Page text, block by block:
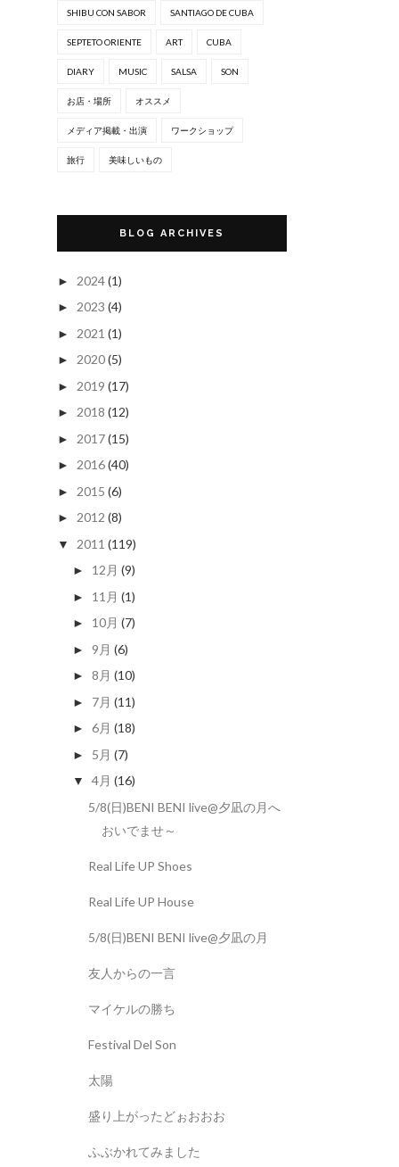
SHIBU CON SABOR SANTIAGO DE CUBA
SEPTETO ORIENTE ART CUBA
DIARY MUSIC SALSA SON
お店・場所 オススメ
メディア掲載・出演 ワークショップ
旅行 美味しいもの
BLOG ARCHIVES
► 2024(1)
► 2023 (4)
► 2021 (1)
► 2020(5)
► 2019 (17)
► 2018 (12)
► 2017(15)
► 2016(40)
► 2015 (6)
► 2012 (8)
▼ 2011 (119)
► 12月 (9)
► 11月 (1)
► 10月 (7)
► 9月 (6)
► 8月 (10)
► 7月 (11)
► 6月 (18)
► 5月 (7)
▼ 4月 (16)
5/8(日)BENI BENI live@夕凪の月へ
おいでませ～
Real Life UP Shoes
Real Life UP House
5/8(日)BENI BENI live@夕凪の月
友人からの一言
マイケルの勝ち
Festival Del Son
太陽
盛り上がったどぉおおお
ふぶかれてみました